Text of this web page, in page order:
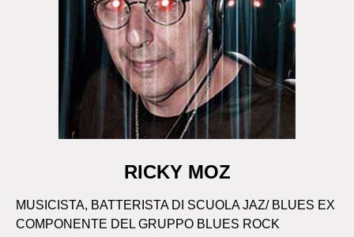
RICKY MOZ
MUSICISTA, BATTERISTA DI SCUOLA JAZ/ BLUES EX
COMPONENTE DEL GRUPPO BLUES ROCK